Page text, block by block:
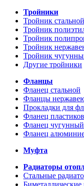
Тройники
Тройник стальной
Тройник
Тройник
Тройник
Тройник
Другие тройники
Фланцы
Фланец стальной
Фланцы
Прокладки для
Фланец
Фланец чугунный
Фланец
Муфта
Радиаторы
Стальные
Биметаллические